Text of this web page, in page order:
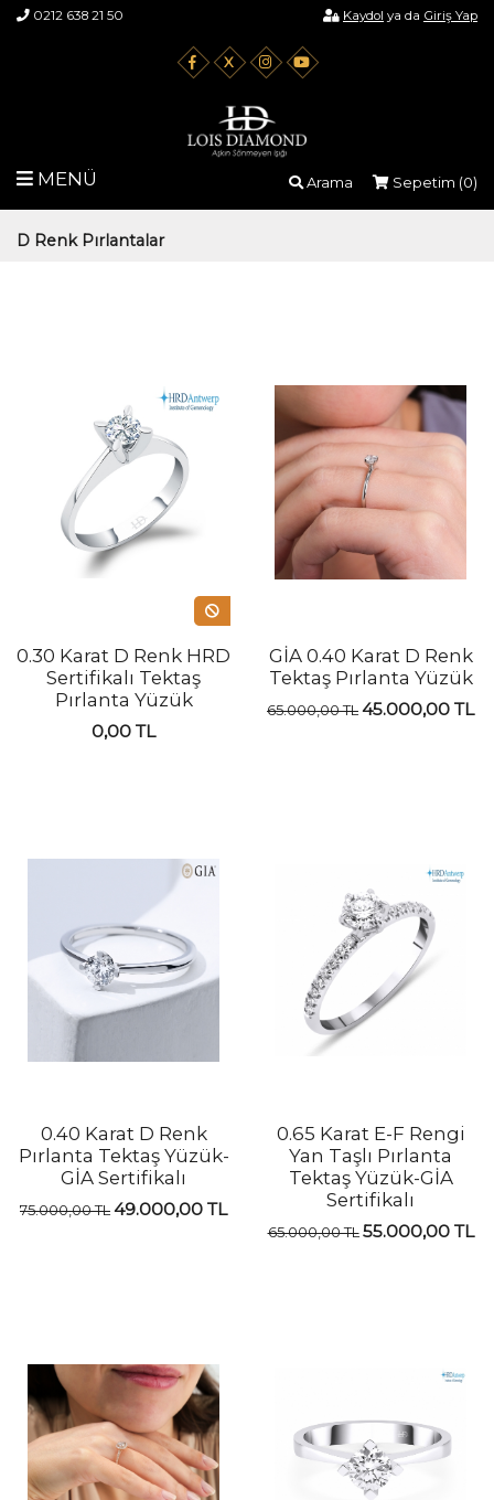
0212 638 21 50 Kaydol ya da Giriş Yap
X
MENÜ Arama Sepetim (0)
D Renk Pırlantalar
0.30 Karat D Renk HRD
Sertifikalı Tektaş
Pırlanta Yüzük
0,00 TL
GİA 0.40 Karat D Renk
Tektaş Pırlanta Yüzük
65.000,00 TL45.000,00 TL
0.40 Karat D Renk
Pırlanta Tektaş Yüzük-
GİA Sertifikalı
75.000,00 TL49.000,00 TL
0.65 Karat E-F Rengi
Yan Taşlı Pırlanta
Tektaş Yüzük-GİA
Sertifikalı
65.000,00 TL 55.000,00 TL